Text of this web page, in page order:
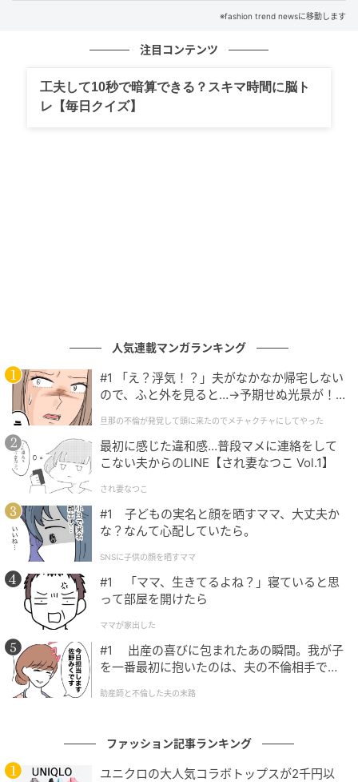
首元や袖口のギャザー使いが、フェミニンなムードを
醸し出しつつ、スタンドカラーでキリッとした雰囲気
のブラウス。かっこよさも可愛さも備わったコーデを
楽しみたいミドル世代にぴったりです。ドレープがき
れいなジョーゼット素材が上品な雰囲気を演出。好印
象を与え、オンにもオフにも幅広く着回せそうです。
袖コンシャスがおしゃれなブラウス
※fashion trend newsに移動します
注目コンテンツ
工夫して10秒で暗算できる？スキマ時間に脳ト
レ【毎日クイズ】
人気連載マンガランキング
#1 「え？浮気！？」夫がなかなか帰宅しない
ので、ふと外を見ると…→予期せぬ光景が！
クチャにしてやった
旦那の不倫が発覚して頭に来たのでメチャクチャにしてやった
最初に感じた違和感…普段マメに連絡をして
こない夫からのLINE【され妻なつこ Vol.1】
され妻なつこ
#1 子どもの実名と顔を晒すママ、大丈夫か
な？なんて心配していたら。
SNSに子供の顔を晒すママ
#1 「ママ、生きてるよね？」寝ていると思
って部屋を開けたら
ママが家出した
#1 出産の喜びに包まれたあの瞬間。我が子
を一番最初に抱いたのは、夫の不倫相手でし
助産師と不倫した夫の末路
ファッション記事ランキング
ユニクロの大人気コラボトップスが2千円以